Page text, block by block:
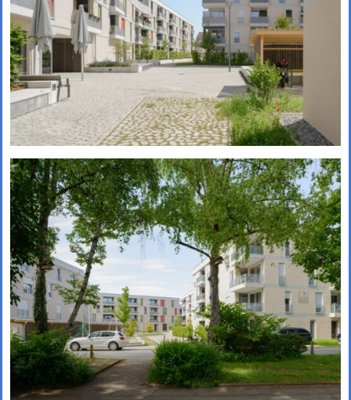
1. Preis und Beauftragung in
Bremen!
Gemeinsam mit Treibhaus
Landschaftsarchitekten freuen wir
uns, unseren 1. Preis im
Wettbewerb „Zukunftsquartier
Piek 17 – Produktives Stadtquartier
am Grünen Hafenbecken“ in
Bremen nun offiziell bekanngeben
bereits Mitte 2024 entschieden
und unsere Arbeitsgemeinschaft
wurde beauftragt, das Projekt im
Rahmen eines städtebaulichen
Entwurfs weiterzuentwickeln.
UdK tuesday. Wettbewerbe
und Strategien: Vortrag an der
Universität der Künste
Am 09.12.2025 um 19:00 Uhr ist
Andreas Krauth mit dem Vortrag
Wettbewerbe und Strategien beim
UdK tuesday im Café Kubik an der
Universität der Künste zu Gast. Wir
freuen uns über die Einladung!